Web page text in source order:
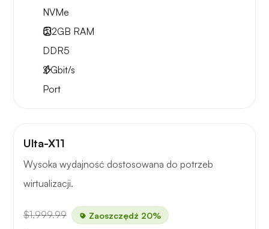
NVMe
512GB RAM
DDR5
2Gbit/s
Port
Ulta-X11
Wysoka wydajność dostosowana do potrzeb
wirtualizacji.
$1,999.99 Zaoszczędź 20%